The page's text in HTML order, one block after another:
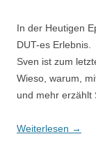
In der Heutigen
DUT-es Erlebnis.
Sven ist zum
Wieso, warum,
und mehr erzählt
Weiterlesen →